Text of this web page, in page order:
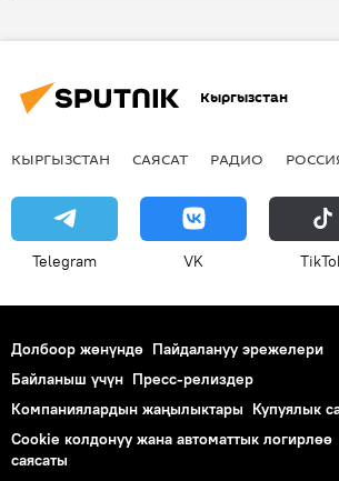
Кыргызстан
КЫРГЫЗСТАН САЯСАТ РАДИО
Telegram VK
Долбоор жөнүндө Пайдалануу эрежелери
Байланыш үчүн Пресс-релиздер
Компаниялардын жаңылыктары Купуялык
Cookie колдонуу жана автоматтык логирлөө
саясаты